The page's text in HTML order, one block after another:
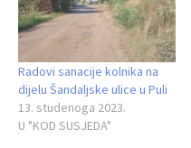
Radovi sanacije kolnika na
dijelu Šandaljske ulice u Puli
13. studenoga 2023.
U "KOD SUSJEDA"